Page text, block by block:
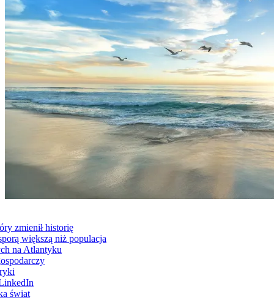
zmienił historię
większą niż populacja
na Atlantyku
świat